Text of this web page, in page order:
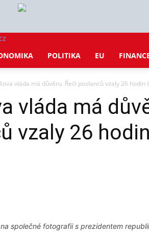
POLITIKA EU
vláda má důvěru. Řeči poslanců vzaly 26 hodin
vláda má
vzaly 26
společné fotografii s prezidentem